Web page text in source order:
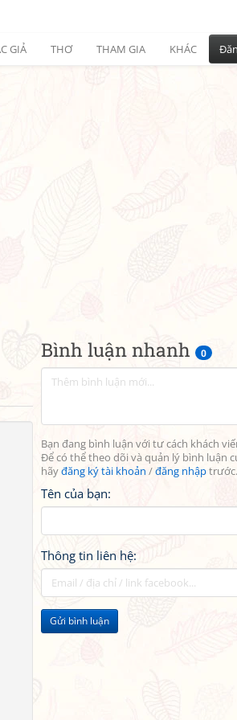
GIẢ THƠ THAM GIA KHÁC
Bình luận nhanh 0
Bạn đang bình luận với tư cách khách
Để có thể theo dõi và quản lý bình luận
hãyđăng ký tài khoản /đăng nhậptrước.
Tên của bạn:
Thông tin liên hệ:
Gửi bình luận